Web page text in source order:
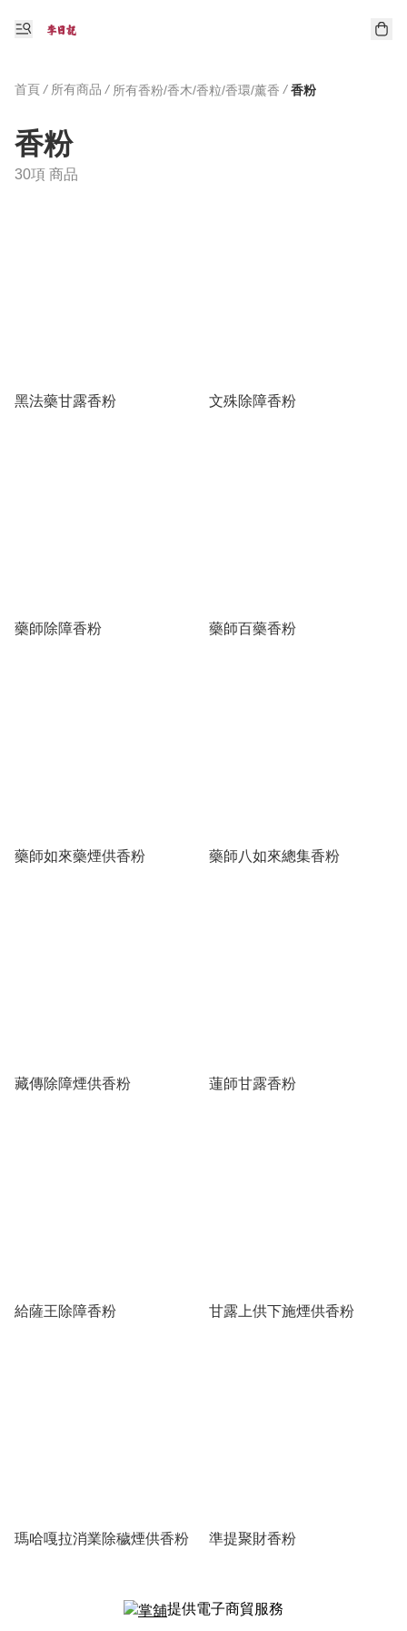
首頁 / 所有商品 / 所有香粉/香木/香粒/香環/薰香 / 香粉
香粉
30項 商品
黑法藥甘露香粉 文殊除障香粉
藥師除障香粉 藥師百藥香粉
藥師如來藥煙供香粉 藥師八如來總集香粉
藏傳除障煙供香粉 蓮師甘露香粉
給薩王除障香粉 甘露上供下施煙供香粉
瑪哈嘎拉消業除穢煙供香粉 準提聚財香粉
提供電子商貿服務